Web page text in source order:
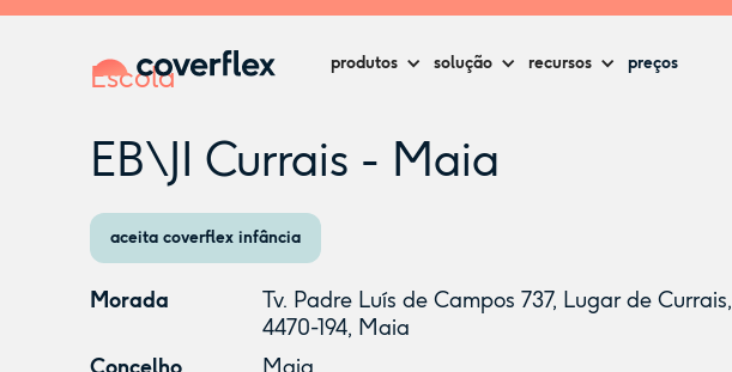
produtos solução recursos preços
Escola
EB\JI Currais - Maia
aceita coverflex infância
Morada
Tv. Padre Luís de Campos 737, Lugar de Currais,
4470-194, Maia